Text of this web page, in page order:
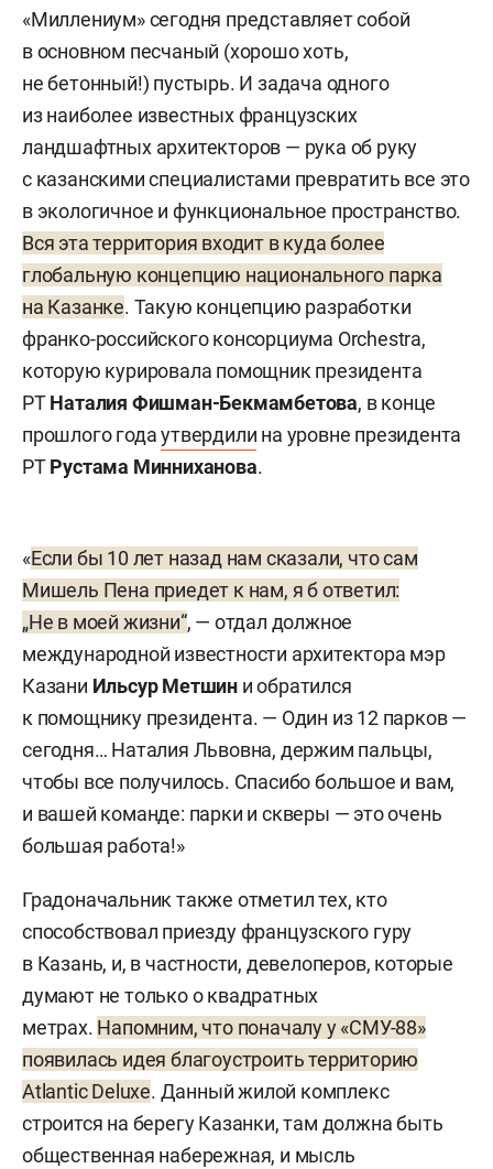
«Миллениум» сегодня представляет собой
в основном песчаный (хорошо хоть,
не бетонный!) пустырь. И задача одного
из наиболее известных французских
ландшафтных архитекторов — рука об руку
с казанскими специалистами превратить все это
в экологичное и функциональное пространство.
Вся эта территория входит в куда более
глобальную концепцию национального парка
на Казанке. Такую концепцию разработки
франко-российского консорциума Orchestra,
которую курировала помощник президента
РТНаталия Фишман-Бекмамбетова, в конце
прошлого годаутвердили на уровне президента
РТРустама Минниханова.
«Если бы 10 лет назад нам сказали, что сам
Мишель Пена приедет к нам, я б ответил:
„Не в моей жизни“, — отдал должное
международной известности архитектора мэр
Казани Ильсур Метшин и обратился
к помощнику президента. — Один из 12 парков —
сегодня… Наталия Львовна, держим пальцы,
чтобы все получилось. Спасибо большое и вам,
и вашей команде: парки и скверы — это очень
большая работа!»
Градоначальник также отметил тех, кто
способствовал приезду французского гуру
в Казань, и, в частности, девелоперов, которые
думают не только о квадратных
метрах. Напомним, что поначалу у «СМУ-88»
появилась идея благоустроить территорию
Atlantic Deluxe. Данный жилой комплекс
строится на берегу Казанки, там должна быть
общественная набережная, и мысль